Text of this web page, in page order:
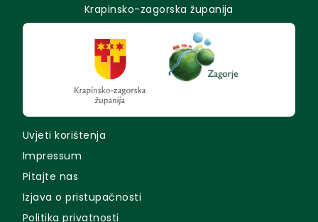
Krapinsko-zagorska županija
Uvjeti korištenja
Impressum
Pitajte nas
Izjava o pristupačnosti
Politika privatnosti